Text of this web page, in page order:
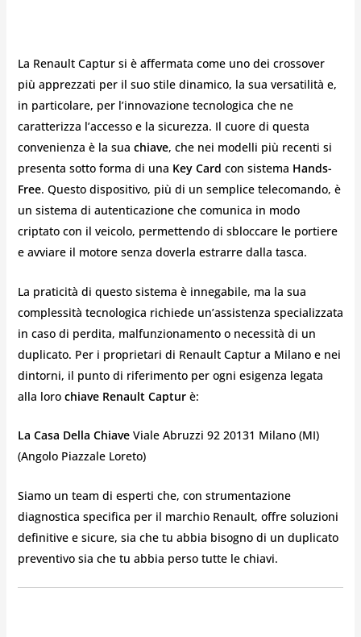
La Renault Captur si è affermata come uno dei crossover
più apprezzati per il suo stile dinamico, la sua versatilità e,
in particolare, per l’innovazione tecnologica che ne
caratterizza l’accesso e la sicurezza. Il cuore di questa
convenienza è la sua chiave, che nei modelli più recenti si
presenta sotto forma di una Key Card con sistema Hands-
Free. Questo dispositivo, più di un semplice telecomando, è
un sistema di autenticazione che comunica in modo
criptato con il veicolo, permettendo di sbloccare le portiere
e avviare il motore senza doverla estrarre dalla tasca.
La praticità di questo sistema è innegabile, ma la sua
complessità tecnologica richiede un’assistenza specializzata
in caso di perdita, malfunzionamento o necessità di un
duplicato. Per i proprietari di Renault Captur a Milano e nei
dintorni, il punto di riferimento per ogni esigenza legata
alla loro chiave Renault Capturè:
La Casa Della ChiaveViale Abruzzi 92 20131 Milano (MI)
(Angolo Piazzale Loreto)
Siamo un team di esperti che, con strumentazione
diagnostica specifica per il marchio Renault, offre soluzioni
definitive e sicure, sia che tu abbia bisogno di un duplicato
preventivo sia che tu abbia perso tutte le chiavi.